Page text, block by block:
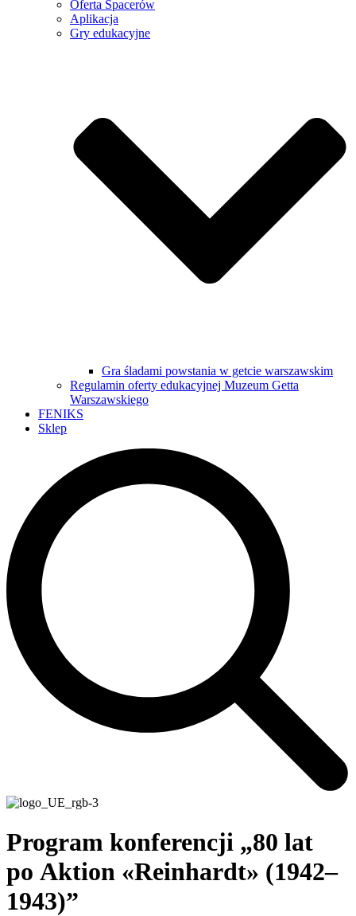
Oferta Spacerów
Aplikacja
Gry edukacyjne
Gra śladami powstania w getcie warszawskim
Regulamin oferty edukacyjnej Muzeum Getta
Warszawskiego
FENIKS
Sklep
Program konferencji „80 lat
po Aktion «Reinhardt» (1942–
1943)”